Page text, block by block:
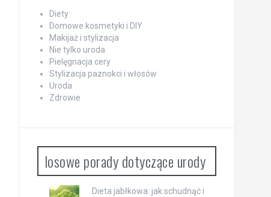
Diety
Domowe kosmetyki i DIY
Makijaż i stylizacja
Nie tylko uroda
Pielęgnacja cery
Stylizacja paznokci i włosów
Uroda
Zdrowie
losowe porady dotyczące urody
Dieta jabłkowa: jak schudnąć i